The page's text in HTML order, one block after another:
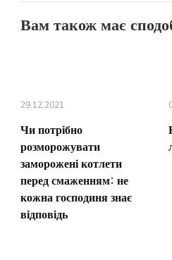
Вам також має
29.12.2021
Чи потрібно
розморожувати
заморожені котлети
перед смаженням: не
кожна господиня знає
відповідь